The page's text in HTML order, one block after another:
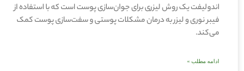
اندولیفت یک روش لیزری برای جوان‌سازی پوست است که با استفاده از
فیبر نوری و لیزر به درمان مشکلات پوستی و سفت‌سازی پوست کمک
می‌کند.
ادامه مطلب »